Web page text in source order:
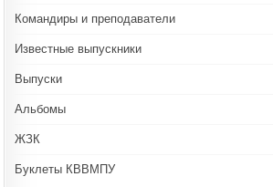
Командиры и преподаватели
Известные выпускники
Выпуски
Альбомы
ЖЗК
Буклеты КВВМПУ